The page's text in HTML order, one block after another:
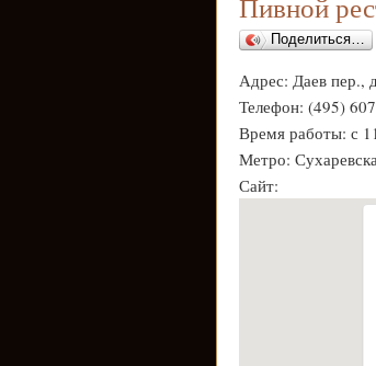
Поделиться…
Адрес: Даев пер.,
Телефон: (495)
Время работы: с
Метро:
Сайт: